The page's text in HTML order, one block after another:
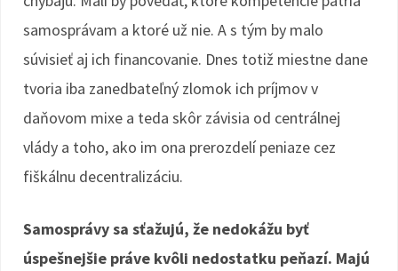
samosprávam a ktoré už nie. A s tým by malo
súvisieť aj ich financovanie. Dnes totiž miestne dane
tvoria iba zanedbateľný zlomok ich príjmov v
daňovom mixe a teda skôr závisia od centrálnej
vlády a toho, ako im ona prerozdelí peniaze cez
fiškálnu decentralizáciu.
Samosprávy sa sťažujú, že nedokážu byť
úspešnejšie práve kvôli nedostatku peňazí. Majú